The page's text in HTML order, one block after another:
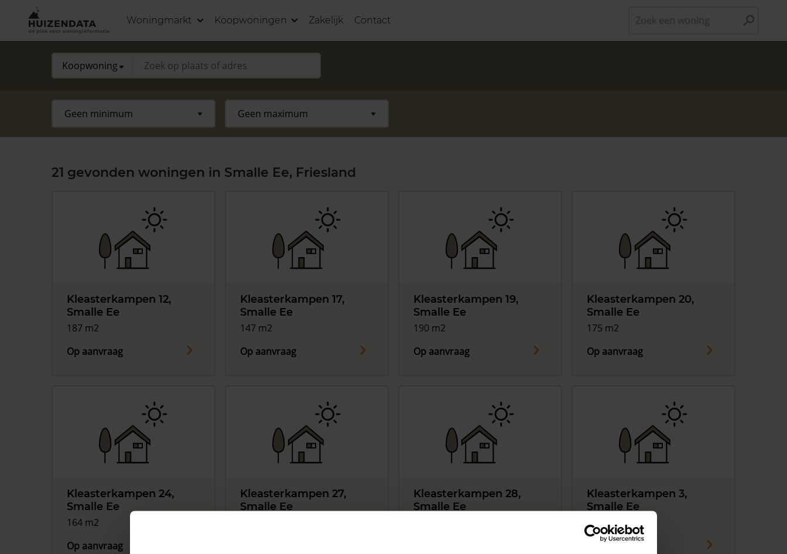
Woningmarkt Koopwoningen Zakelijk Contact
21 gevonden woningen in Smalle Ee, Friesland
Kleasterkampen 12,
Smalle Ee
187 m2
Op aanvraag
Kleasterkampen 17,
Smalle Ee
147 m2
Op aanvraag
Kleasterkampen 19,
Smalle Ee
190 m2
Op aanvraag
Kleasterkampen 20,
Smalle Ee
175 m2
Op aanvraag
Kleasterkampen 24,
Smalle Ee
164 m2
Op aanvraag
Kleasterkampen 27,
Smalle Ee
Kleasterkampen 28,
Smalle Ee
Kleasterkampen 3,
Smalle Ee
304 m2
Op aanvraag